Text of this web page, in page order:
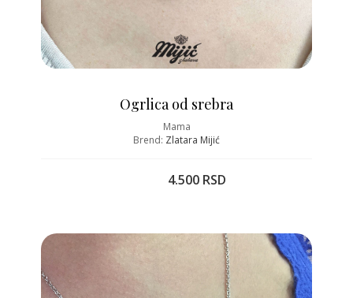
Ogrlica od srebra
Mama
Brend: Zlatara Mijić
4.500 RSD